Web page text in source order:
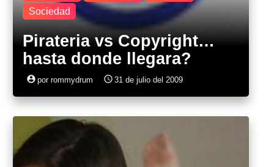
Sociedad
Pirateria vs Copyright…
hasta donde llegara?
account_circle por rommydrum access_time 31 de julio del 2009